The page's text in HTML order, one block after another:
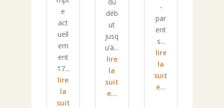
e
act
uell
em
ent
17...
lire
la
suit
déb
ut
jusq
u’à...
lire
la
suit
e...
-
par
ent
s...
lire
la
suit
e...